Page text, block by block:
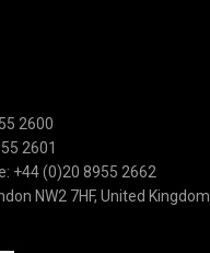
2600
2601
+44 (0)20 8955 2662
NW2 7HF, United Kingdom